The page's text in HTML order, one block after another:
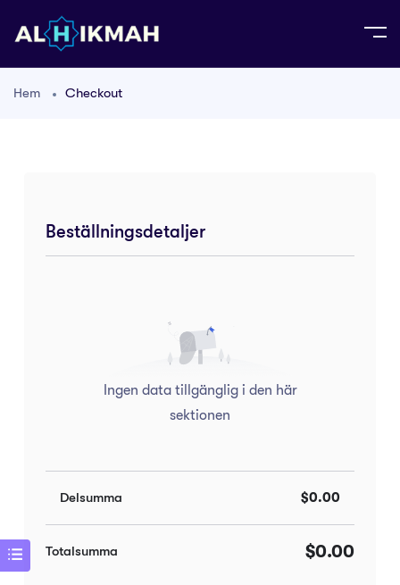
Hem Checkout
Beställningsdetaljer
Ingen data tillgänglig i den här
sektionen
Delsumma $0.00
Totalsumma $0.00